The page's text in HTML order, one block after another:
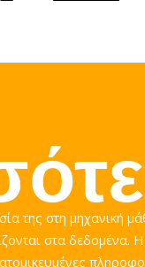
της στη μηχανική
στα δεδομένα.